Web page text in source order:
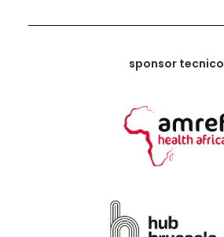
sponsor tecnico